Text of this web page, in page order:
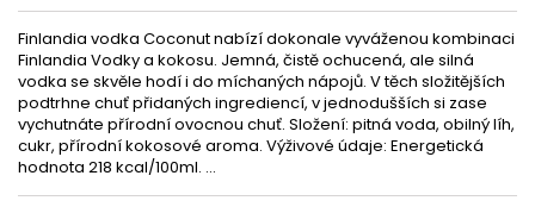
Finlandia vodka Coconut nabízí dokonale vyváženou kombinaci
Finlandia Vodky a kokosu. Jemná, čistě ochucená, ale silná
vodka se skvěle hodí i do míchaných nápojů. V těch složitějších
podtrhne chuť přidaných ingrediencí, v jednodušších si zase
vychutnáte přírodní ovocnou chuť. Složení: pitná voda, obilný líh,
cukr, přírodní kokosové aroma. Výživové údaje: Energetická
hodnota 218 kcal/100ml. ...